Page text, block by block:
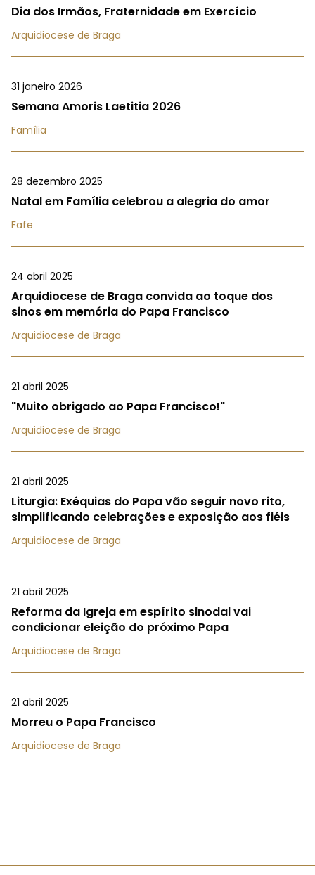
Dia dos Irmãos, Fraternidade em Exercício
Arquidiocese de Braga
31 janeiro 2026
Semana Amoris Laetitia 2026
Família
28 dezembro 2025
Natal em Família celebrou a alegria do amor
Fafe
24 abril 2025
Arquidiocese de Braga convida ao toque dos
sinos em memória do Papa Francisco
Arquidiocese de Braga
21 abril 2025
"Muito obrigado ao Papa Francisco!"
Arquidiocese de Braga
21 abril 2025
Liturgia: Exéquias do Papa vão seguir novo rito,
simplificando celebrações e exposição aos fiéis
Arquidiocese de Braga
21 abril 2025
Reforma da Igreja em espírito sinodal vai
condicionar eleição do próximo Papa
Arquidiocese de Braga
21 abril 2025
Morreu o Papa Francisco
Arquidiocese de Braga